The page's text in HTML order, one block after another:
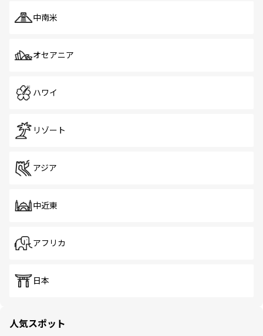
中南米
オセアニア
ハワイ
リゾート
アジア
中近東
アフリカ
日本
人気スポット